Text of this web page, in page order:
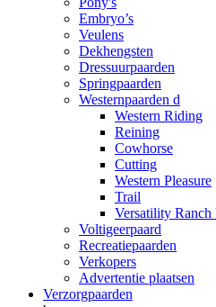
Embryo’s
Veulens
Dekhengsten
Dressuurpaarden
Springpaarden
Westernpaarden d
Western Riding
Reining
Cowhorse
Cutting
Western Pleasure
Trail
Versatility Ranch
Voltigeerpaard
Recreatiepaarden
Verkopers
Advertentie plaatsen
Verzorgpaarden